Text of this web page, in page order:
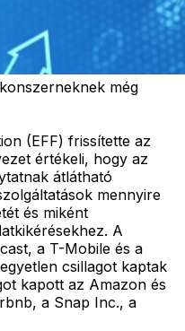
még
(EFF) frissítette az
értékeli, hogy az
átlátható
mennyire
és miként
A
a T-Mobile és a
csillagot kaptak
kapott az Amazon és
a Snap Inc., a